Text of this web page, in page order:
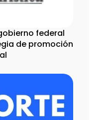
federal
de promoción